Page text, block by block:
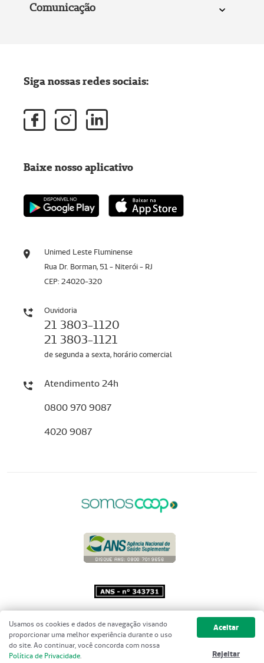
Comunicação
Unimed Leste Fluminense
Rua Dr. Borman, 51 - Niterói - RJ
CEP: 24020-320
Ouvidoria
21 3803-1120
21 3803-1121
de segunda a sexta, horário comercial
Atendimento 24h
0800 970 9087
4020 9087
Siga nossas redes sociais:
Baixe nosso aplicativo
Copyright 2001 - 2026 Unimed do
Brasil - Todos os direitos reservados
Usamos os cookies e dados de navegação visando
proporcionar uma melhor experiência durante o uso
do site. Ao continuar, você concorda com nossa
Política de Privacidade.
Aceitar
Rejeitar